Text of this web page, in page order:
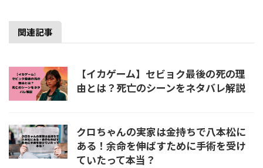
関連記事
【イカゲーム】セビョク最後の死の理
由とは？死亡のシーンをネタバレ解説
クロちゃんの実家は金持ちで八本松に
ある！余命を伸ばすために手術を受け
ていたって本当？